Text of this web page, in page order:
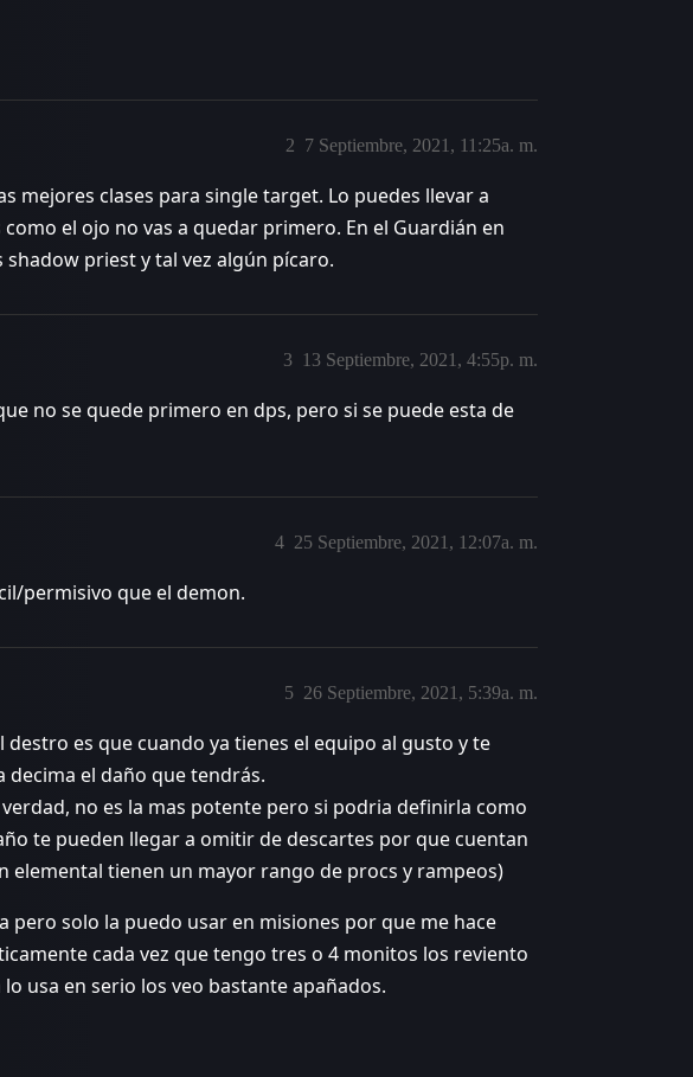
7 Septiembre, 2021, 11:25a. m.
2
mejores clases para single target. Lo puedes llevar a
el ojo no vas a quedar primero. En el Guardián en
priest y tal vez algún pícaro.
13 Septiembre, 2021, 4:55p. m.
3
no se quede primero en dps, pero si se puede esta de
25 Septiembre, 2021, 12:07a. m.
4
permisivo que el demon.
26 Septiembre, 2021, 5:39a. m.
5
es que cuando ya tienes el equipo al gusto y te
decima el daño que tendrás.
no es la mas potente pero si podria definirla como
te pueden llegar a omitir de descartes por que cuentan
elemental tienen un mayor rango de procs y rampeos)
pero solo la puedo usar en misiones por que me hace
cada vez que tengo tres o 4 monitos los reviento
usa en serio los veo bastante apañados.